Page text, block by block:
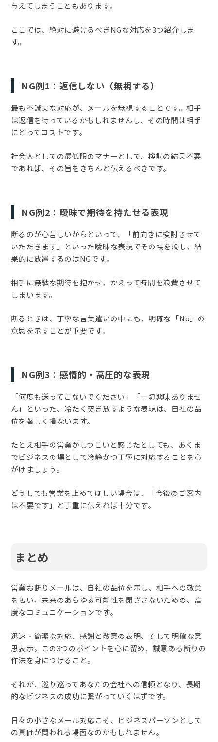
与えてしまうこともあります。
ここでは、絶対に避けるべきNGな対応を3つ紹介しま
す。
NG例1：返信しない（無視する）
最も不誠実な対応が、メールを無視することです。相手
は返信を待っているかもしれませんし、その時間は相手
にとってコストです。
社会人としての最低限のマナーとして、検討の結果不要
であれば、その旨をきちんと伝えるべきです。
NG例2：曖昧で期待を持たせる表現
断るのが心苦しいからといって、「前向きに検討させて
いただきます」といった曖昧な表現でその場を濁し、結
果的に放置するのはNGです。
相手に無駄な期待を抱かせ、かえって時間を浪費させて
しまいます。
断るときは、丁寧な言葉遣いの中にも、明確な「No」の
意思を示すことが重要です。
NG例3：感情的・高圧的な表現
「何度も送ってこないでください」「一切興味ありませ
ん」といった、冷たく突き放すような表現は、自社の品
位を著しく損ないます。
たとえ相手の営業がしつこいと感じたとしても、あくま
でビジネスの場として冷静かつ丁寧に対応することを心
がけましょう。
どうしても営業を止めてほしい場合は、「今後のご案内
は不要です」と丁重に伝えれば十分です。
まとめ
営業お断りメールは、自社の品位を示し、相手への敬意
を払い、未来のあらゆる可能性を閉ざさないための、高
度なコミュニケーションです。
迅速・簡潔な対応、感謝と敬意の表明、そして明確な意
思表示。この3つのポイントを心に留め、誠意ある断りの
作法を身につけること。
それが、巡り巡ってあなたの会社への信頼となり、長期
的なビジネスの成功に繋がっていくはずです。
日々の小さなメール対応こそ、ビジネスパーソンとして
の真価が問われる場面なのかもしれません。